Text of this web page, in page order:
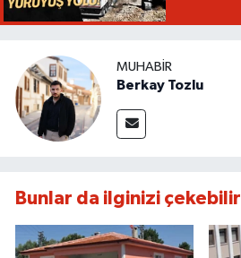
MUHABIR
Berkay Tozlu
Bunlar da ilginizi çekebilir